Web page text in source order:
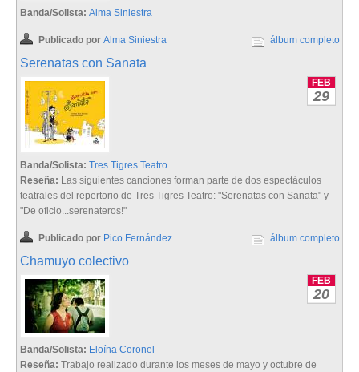
Banda/Solista: Alma Siniestra
Publicado por Alma Siniestra álbum completo
Serenatas con Sanata
FEB
29
Banda/Solista: Tres Tigres Teatro
Reseña: Las siguientes canciones forman parte de dos espectáculos
teatrales del repertorio de Tres Tigres Teatro: "Serenatas con Sanata" y
"De oficio...serenateros!"
Publicado por Pico Fernández álbum completo
Chamuyo colectivo
FEB
20
Banda/Solista: Eloína Coronel
Reseña: Trabajo realizado durante los meses de mayo y octubre de